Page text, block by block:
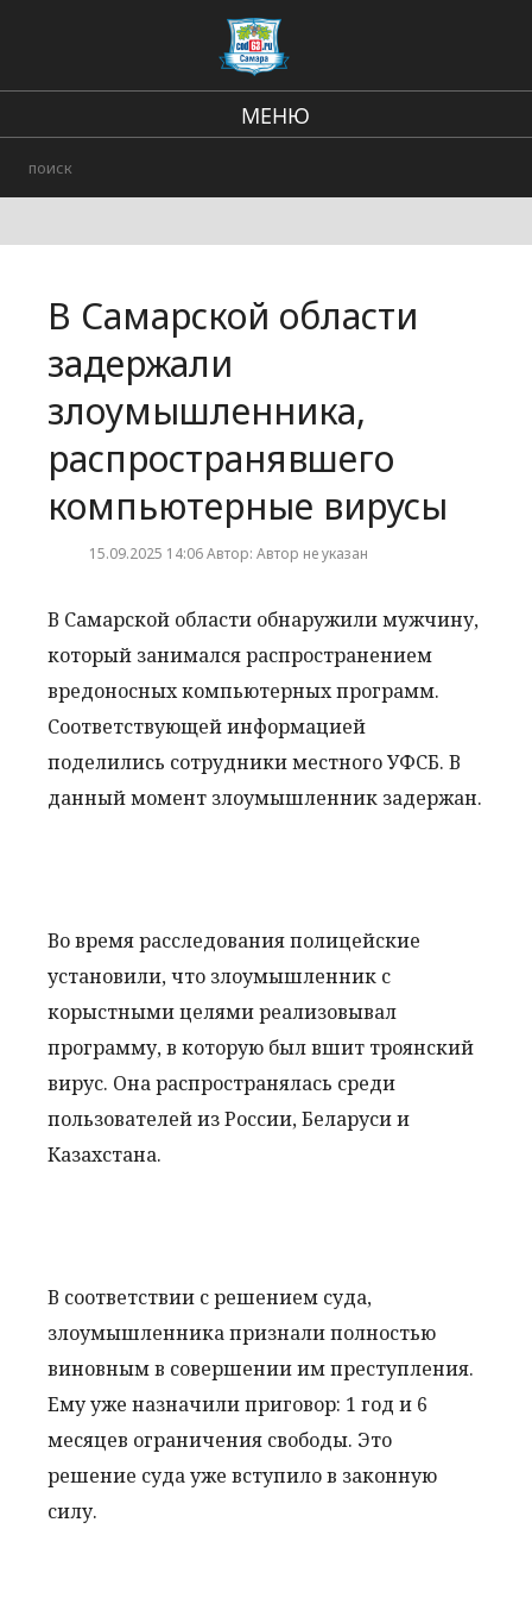
МЕНЮ
Городские события
В Самарской области
задержали
злоумышленника,
распространявшего
компьютерные вирусы
15.09.2025 14:06 Автор: Автор не указан
В Самарской области обнаружили мужчину,
который занимался распространением
вредоносных компьютерных программ.
Соответствующей информацией
поделились сотрудники местного УФСБ. В
данный момент злоумышленник задержан.
Во время расследования полицейские
установили, что злоумышленник с
корыстными целями реализовывал
программу, в которую был вшит троянский
вирус. Она распространялась среди
пользователей из России, Беларуси и
Казахстана.
В соответствии с решением суда,
злоумышленника признали полностью
виновным в совершении им преступления.
Ему уже назначили приговор: 1 год и 6
месяцев ограничения свободы. Это
решение суда уже вступило в законную
силу.